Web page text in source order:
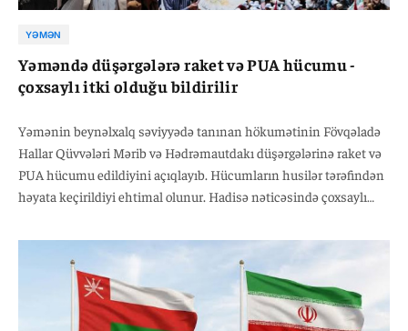
YƏMƏN
Yəməndə düşərgələrə raket və PUA hücumu -
çoxsaylı itki olduğu bildirilir
Yəmənin beynəlxalq səviyyədə tanınan hökumətinin Fövqəladə
Hallar Qüvvələri Mərib və Hədrəmautdakı düşərgələrinə raket və
PUA hücumu edildiyini açıqlayıb. Hücumların husilər tərəfindən
həyata keçirildiyi ehtimal olunur. Hadisə nəticəsində çoxsaylı
dəydiyi bildirilir. Yəməndə 2022-ci ildən davam edən nisbi
sakitliyə baxmayaraq, son həftələr döyüşlər yenidən
intensivləşib.